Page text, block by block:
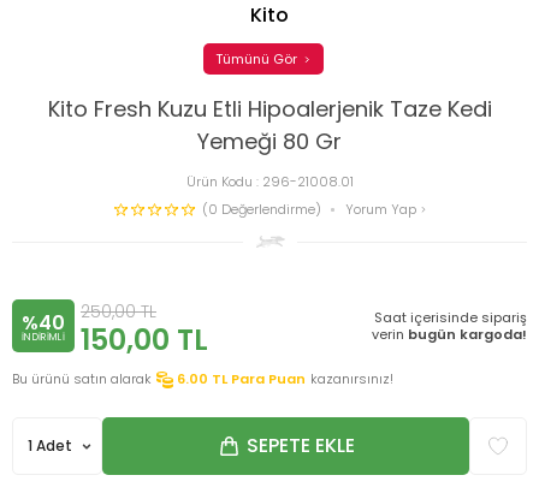
Kito Fresh Kuzu Etli Hipoalerjenik Taze Kedi
Yemeği 80 Gr
Ürün Kodu : 296-21008.01
(0 Değerlendirme)
Yorum Yap
Kito
Tümünü Gör
%40
INDIRIMLI
250,00TL
150,00 TL
Saat içerisinde sipariş
verin bugün kargoda!
Bu ürünü satın alarak 6.00 TL Para Puan kazanırsınız!
SEPETE EKLE